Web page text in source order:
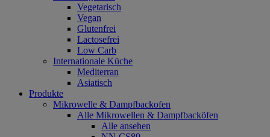
Vegetarisch
Vegan
Glutenfrei
Lactosefrei
Low Carb
Internationale Küche
Mediterran
Asiatisch
Produkte
Mikrowelle & Dampfbackofen
Alle Mikrowellen & Dampfbacköfen
Alle ansehen